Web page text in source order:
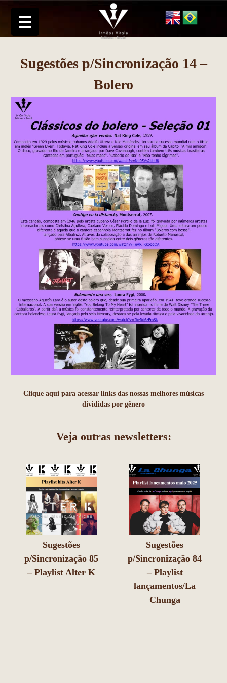
Sugestões p/Sincronização 14 –
Bolero
Clique aqui para acessar links das nossas melhores músicas
divididas por gênero
Veja outras newsletters:
Sugestões
p/Sincronização 85
– Playlist Alter K
Sugestões
p/Sincronização 84
– Playlist
lançamentos/La
Chunga